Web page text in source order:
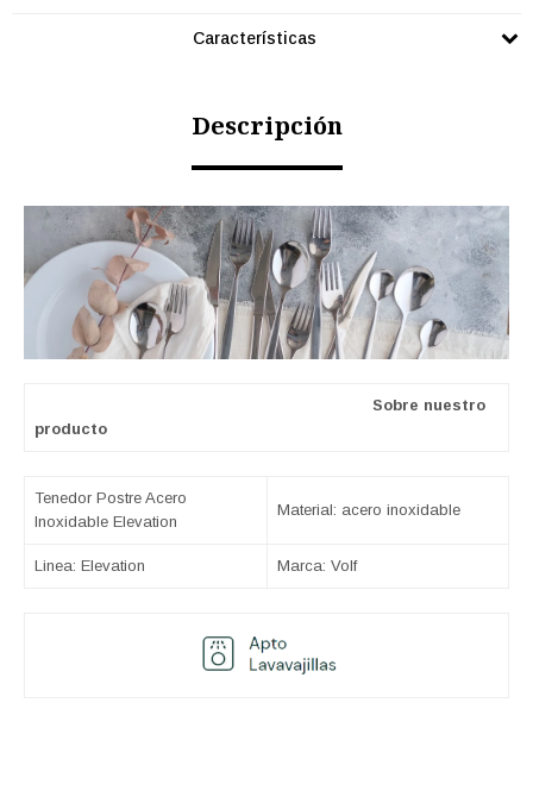
Características
Descripción
Sobre nuestro
producto
Tenedor Postre Acero
Inoxidable Elevation
Material: acero inoxidable
Linea: Elevation Marca: Volf